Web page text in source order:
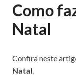
Como
Natal
Confira neste
Natal.